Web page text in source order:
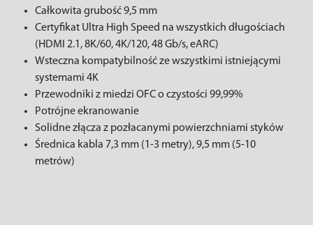
Całkowita grubość 9,5 mm
Certyfikat Ultra High Speed ​​​​na wszystkich długościach
(HDMI 2.1, 8K/60, 4K/120, 48 Gb/s, eARC)
Wsteczna kompatybilność ze wszystkimi istniejącymi
systemami 4K
Przewodniki z miedzi OFC o czystości 99,99%
Potrójne ekranowanie
Solidne złącza z pozłacanymi powierzchniami styków
Średnica kabla 7,3 mm (1-3 metry), 9,5 mm (5-10
metrów)